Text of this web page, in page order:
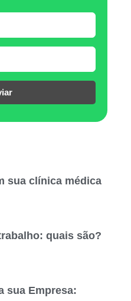
sua clínica médica
quais são?
sua Empresa: